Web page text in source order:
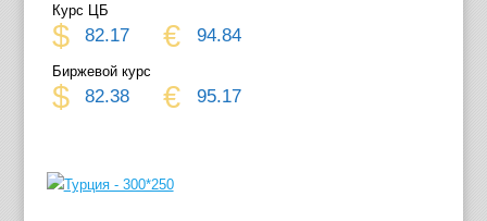
Курс ЦБ
$ 82.17 € 94.84
Биржевой курс
$ 82.38 € 95.17